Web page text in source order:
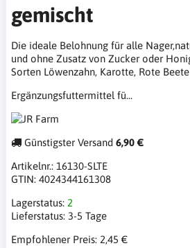
gemischt
Die ideale Belohnung für alle
und ohne Zusatz von Zucker oder
Sorten Löwenzahn, Karotte, Rote
Ergänzungsfuttermittel fü...
Günstigster Versand 6,90 €
Artikelnr.: 16130-SLTE
GTIN: 4024344161308
Lagerstatus: 2
Lieferstatus: 3-5 Tage
Empfohlener Preis: 2,45 €